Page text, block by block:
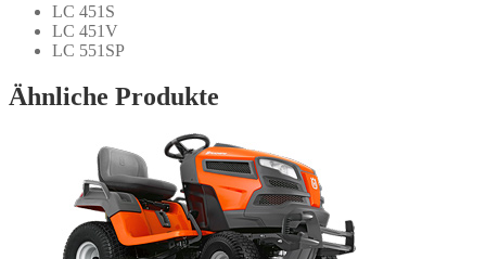
LC 451S
LC 451V
LC 551SP
Ähnliche Produkte